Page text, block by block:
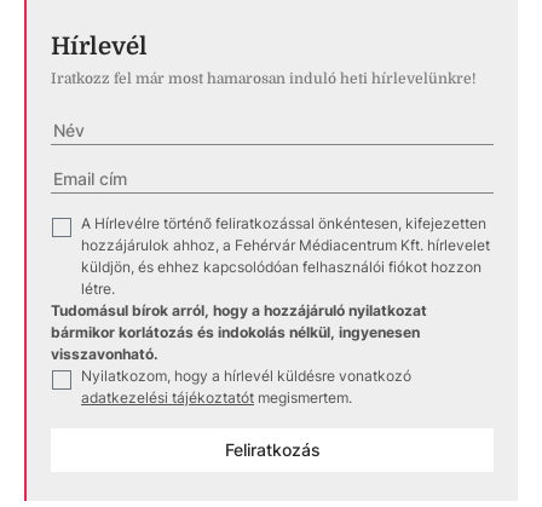
Hírlevél
Iratkozz fel már most hamarosan induló heti hírlevelünkre!
A Hírlevélre történő feliratkozással önkéntesen, kifejezetten
hozzájárulok ahhoz, a Fehérvár Médiacentrum Kft. hírlevelet
küldjön, és ehhez kapcsolódóan felhasználói fiókot hozzon
létre.
Tudomásul bírok arról, hogy a hozzájáruló nyilatkozat
bármikor korlátozás és indokolás nélkül, ingyenesen
visszavonható.
Nyilatkozom, hogy a hírlevél küldésre vonatkozó
adatkezelési tájékoztatót megismertem.
Feliratkozás